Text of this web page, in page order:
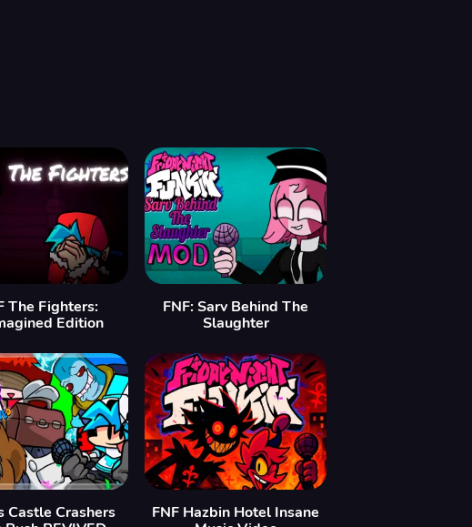
The Fighters:
Edition
FNF: Sarv Behind The
Slaughter
Castle Crashers
FNF Hazbin Hotel Insane